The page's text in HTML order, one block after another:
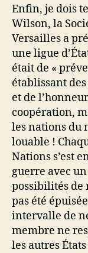
Enfin, je dois
Wilson, la
Versailles a
une ligue
était de «
établissant
et de
coopération,
les nations du
louable !
Nations s’est
guerre avec
possibilités de
pas été
intervalle de
membre ne
les autres